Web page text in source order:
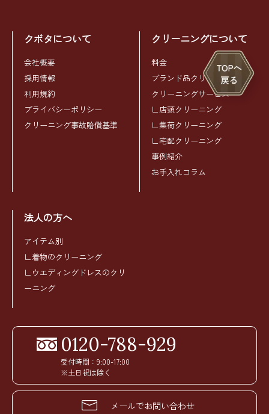
クボタについて
会社概要
採用情報
利用規約
プライバシーポリシー
クリーニング事故賠償基準
クリーニングについて
料金
ブランド品クリーニング
クリーニングサービス
∟店頭クリーニング
∟集荷クリーニング
∟宅配クリーニング
事例紹介
お手入れコラム
法人の方へ
アイテム別
∟着物のクリーニング
∟ウエディングドレスのクリ
ーニング
0120-788-929
受付時間：9:00-17:00
※土日祝は除く
メールでお問い合わせ